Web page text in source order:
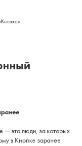
— это люди, за которых
в Кнопке заранее